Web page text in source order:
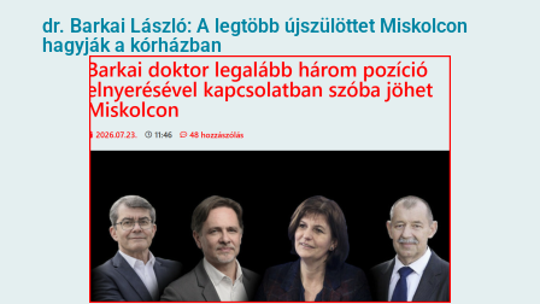
dr. Barkai László: A legtöbb újszülöttet Miskolcon
hagyják a kórházban